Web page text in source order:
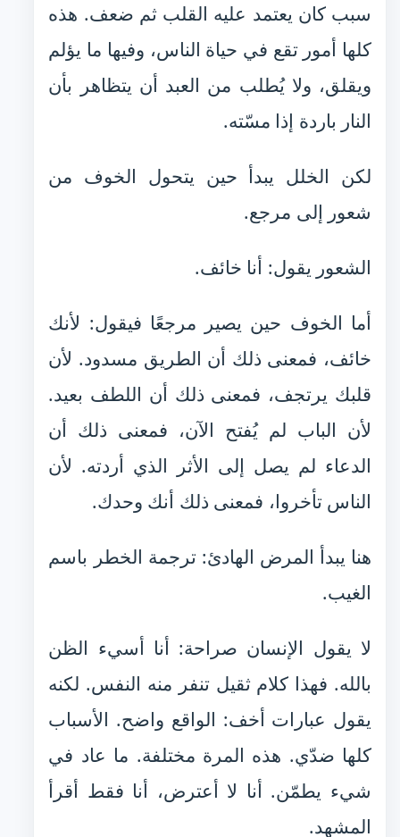
سبب كان يعتمد عليه القلب ثم ضعف. هذه
كلها أمور تقع في حياة الناس، وفيها ما يؤلم
ويقلق، ولا يُطلب من العبد أن يتظاهر بأن
النار باردة إذا مسّته.
لكن الخلل يبدأ حين يتحول الخوف من
شعور إلى مرجع.
الشعور يقول: أنا خائف.
أما الخوف حين يصير مرجعًا فيقول: لأنك
خائف، فمعنى ذلك أن الطريق مسدود. لأن
قلبك يرتجف، فمعنى ذلك أن اللطف بعيد.
لأن الباب لم يُفتح الآن، فمعنى ذلك أن
الدعاء لم يصل إلى الأثر الذي أردته. لأن
الناس تأخروا، فمعنى ذلك أنك وحدك.
هنا يبدأ المرض الهادئ: ترجمة الخطر باسم
الغيب.
لا يقول الإنسان صراحة: أنا أسيء الظن
بالله. فهذا كلام ثقيل تنفر منه النفس. لكنه
يقول عبارات أخف: الواقع واضح. الأسباب
كلها ضدّي. هذه المرة مختلفة. ما عاد في
شيء يطمّن. أنا لا أعترض، أنا فقط أقرأ
المشهد.